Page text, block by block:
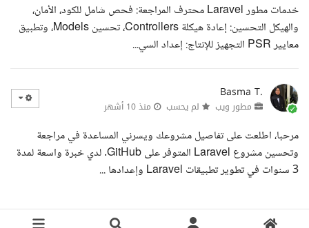
خدمات مطور Laravel محترف المراجعة: فحص شامل للكود، الأمان،
والهيكل التحسين: إعادة هيكلة Controllers، تحسين Models، وتطبيق
معايير PSR التجهيز للإنتاج: إعداد السي...
Basma T.
مطور ويب لم يحسب منذ 10 أشهر
مرحبا، اطلعت على تفاصيل مشروعك ويسرني المساعدة في مراجعة
وتحسين مشروع Laravel المتوفر على GitHub. لدي خبرة واسعة لمدة
3 سنوات في تطوير تطبيقات Laravel وإعدادها ...